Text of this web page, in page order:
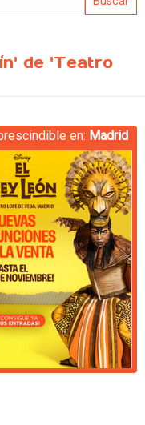
de 'Teatro
en: Madrid